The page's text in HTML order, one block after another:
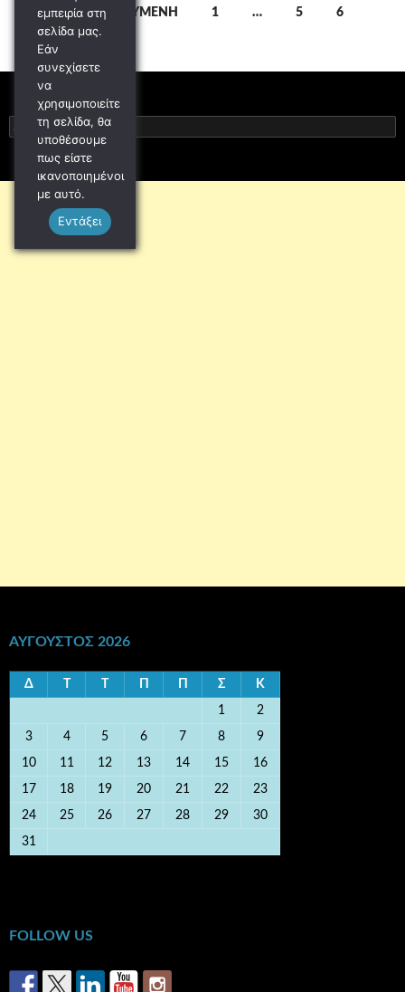
Πλοήγηση
άρθρων
← ΠΡΟΗΓΟΎΜΕΝΗ 1 … 5 6
Αναζήτηση
για:
ΑΎΓΟΥΣΤΟΣ 2026
Δ Σ Κ
1 2
3 4 5 6 7 8 9
10 11 12 13 14 15 16
17 18 19 20 21 22 23
24 25 26 27 28 29 30
31
FOLLOW US
εμπειρία στη
σελίδα μας.
Εάν
συνεχίσετε
να
χρησιμοποιείτε
τη σελίδα, θα
υποθέσουμε
πως είστε
ικανοποιημένοι
με αυτό.
Εντάξει